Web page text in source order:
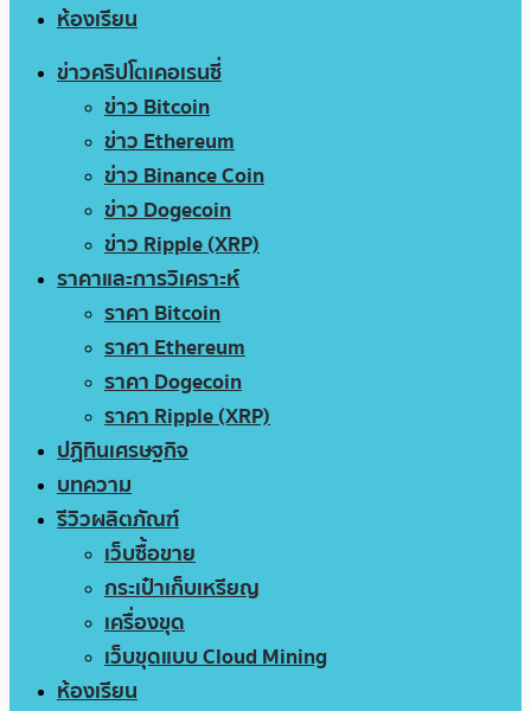
ห้องเรียน
ข่าวคริปโตเคอเรนซี่
ข่าว Bitcoin
ข่าว Ethereum
ข่าว Binance Coin
ข่าว Dogecoin
ข่าว Ripple (XRP)
ราคาและการวิเคราะห์
ราคา Bitcoin
ราคา Ethereum
ราคา Dogecoin
ราคา Ripple (XRP)
ปฏิทินเศรษฐกิจ
บทความ
รีวิวผลิตภัณฑ์
เว็บซื้อขาย
กระเป๋าเก็บเหรียญ
เครื่องขุด
เว็บขุดแบบ Cloud Mining
ห้องเรียน